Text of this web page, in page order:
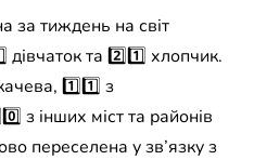
за тиждень на світ
дівчаток та 2️⃣1️⃣ хлопчик.
1️⃣1️⃣ з
з інших міст та районів
переселена у зв’язку з